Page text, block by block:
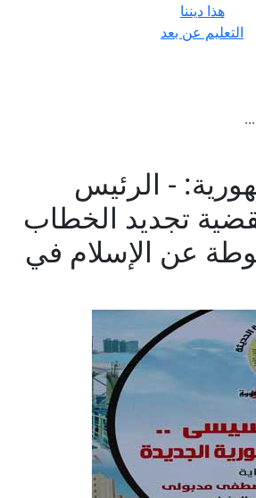
هذا ديننا
التعليم عن بعد
- الرئيس
تجديد الخطاب
عن الإسلام في